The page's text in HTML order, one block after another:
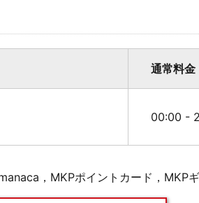
通常料金
00:00 -
，MKPポイントカード，MKP